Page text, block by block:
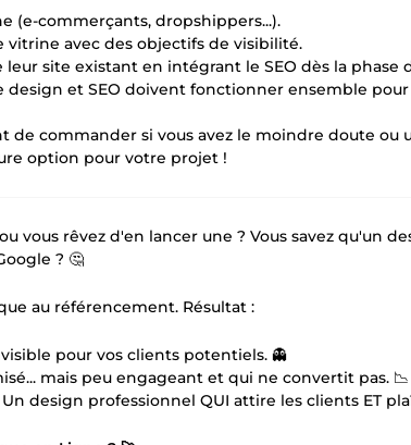
(e-commerçants, dropshippers...).
avec des objectifs de visibilité.
site existant en intégrant le SEO dès la phase
et SEO doivent fonctionner ensemble
de commander si vous avez le moindre doute ou
option pour votre projet !
vous rêvez d'en lancer une ? Vous savez qu'un
? 🤔
au référencement. Résultat :
pour vos clients potentiels. 👻
mais peu engageant et qui ne convertit pas. 📉
design professionnel QUI attire les clients ET